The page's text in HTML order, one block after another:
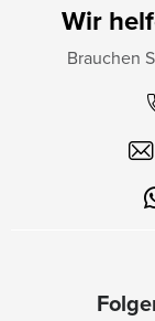
Wir
Brauchen